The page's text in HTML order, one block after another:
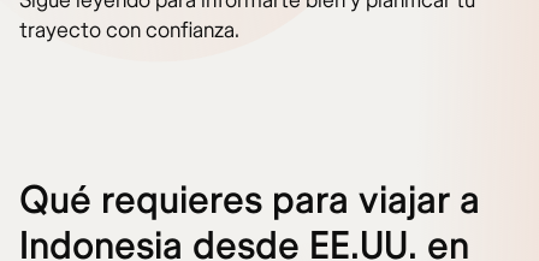
trayecto con confianza.
Qué requieres para viajar a
Indonesia desde EE.UU. en